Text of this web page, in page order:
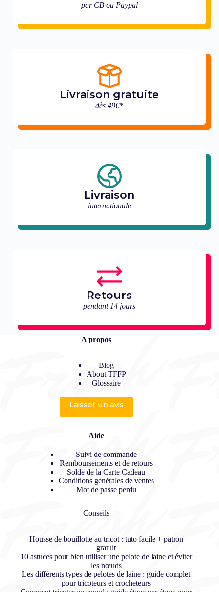
par CB ou Paypal
Livraison gratuite
dès 49€*
Livraison
internationale
Retours
pendant 14 jours
A propos
Blog
About TFFP
Glossaire
Laisser un avis
Aide
Suivi de commande
Remboursements et de retours
Solde de la Carte Cadeau
Conditions générales de ventes
Mot de passe perdu
Conseils
Housse de bouillotte au tricot : tuto facile + patron
gratuit
10 astuces pour bien utiliser une pelote de laine et éviter
les nœuds
Les différents types de pelotes de laine : guide complet
pour tricoteurs et crocheteurs